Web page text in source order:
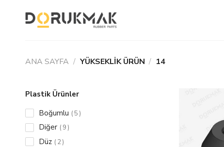
ANA SAYFA / YÜKSEKLIK ÜRÜN / 14
Plastik Ürünler
Boğumlu
5
Diğer 9
Düz 2